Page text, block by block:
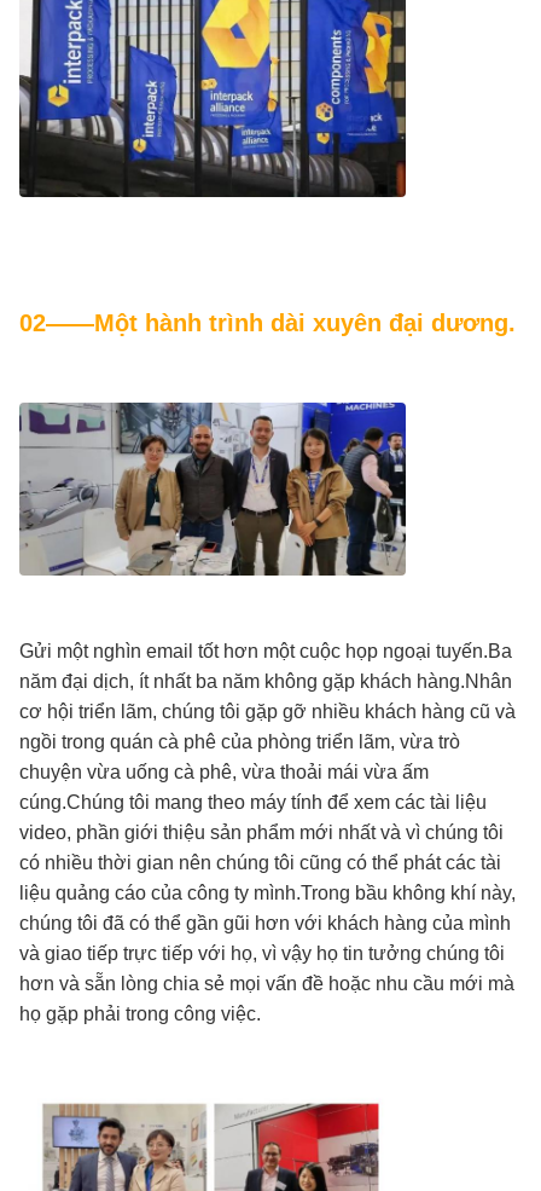
02——Một hành trình dài xuyên đại dương.
Gửi một nghìn email tốt hơn một cuộc họp ngoại tuyến.Ba
năm đại dịch, ít nhất ba năm không gặp khách hàng.Nhân
cơ hội triển lãm, chúng tôi gặp gỡ nhiều khách hàng cũ và
ngồi trong quán cà phê của phòng triển lãm, vừa trò
chuyện vừa uống cà phê, vừa thoải mái vừa ấm
cúng.Chúng tôi mang theo máy tính để xem các tài liệu
video, phần giới thiệu sản phẩm mới nhất và vì chúng tôi
có nhiều thời gian nên chúng tôi cũng có thể phát các tài
liệu quảng cáo của công ty mình.Trong bầu không khí này,
chúng tôi đã có thể gần gũi hơn với khách hàng của mình
và giao tiếp trực tiếp với họ, vì vậy họ tin tưởng chúng tôi
hơn và sẵn lòng chia sẻ mọi vấn đề hoặc nhu cầu mới mà
họ gặp phải trong công việc.